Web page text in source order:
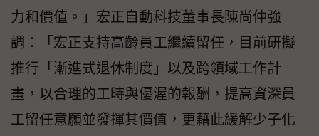
力和價值。」宏正自動科技董事長陳尚仲強
調：「宏正支持高齡員工繼續留任，目前研擬
推行「漸進式退休制度」以及跨領域工作計
畫，以合理的工時與優渥的報酬，提高資深員
工留任意願並發揮其價值，更藉此緩解少子化